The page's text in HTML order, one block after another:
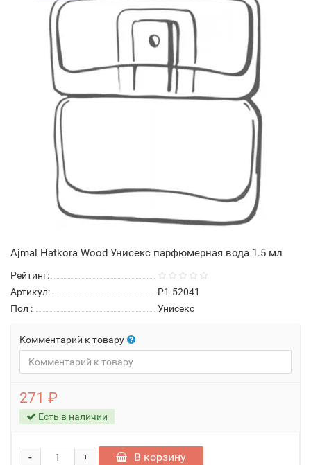
Ajmal Hatkora Wood Унисекс парфюмерная вода 1.5 мл
Рейтинг:
Артикул:
P1-52041
Пол : Унисекс
Комментарий к товару
271 ₽
Есть в наличии
+
- В корзину